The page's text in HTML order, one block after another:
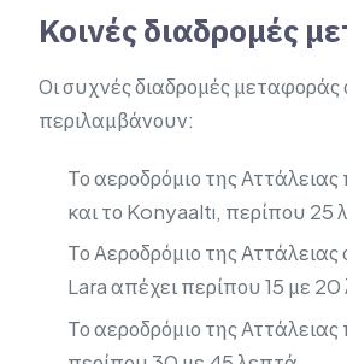
Κοινές διαδρομές
Οι συχνές διαδρομές μεταφοράς
περιλαμβάνουν:
Το αεροδρόμιο της
και το Konyaaltı, περίπου 25
Το Αεροδρόμιο της
Lara απέχει περίπου 15 με
Το αεροδρόμιο της